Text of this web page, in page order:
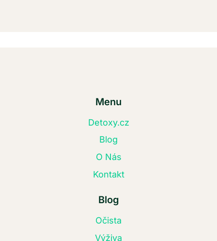
Menu
Detoxy.cz
Blog
O Nás
Kontakt
Blog
Očista
Výživa